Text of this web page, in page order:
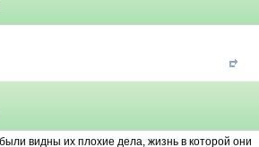
видны их плохие дела, жизнь в которой они